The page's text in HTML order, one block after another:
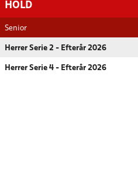
HOLD
Senior
Herrer Serie 2 - Efterår 2026
Herrer Serie 4 - Efterår 2026